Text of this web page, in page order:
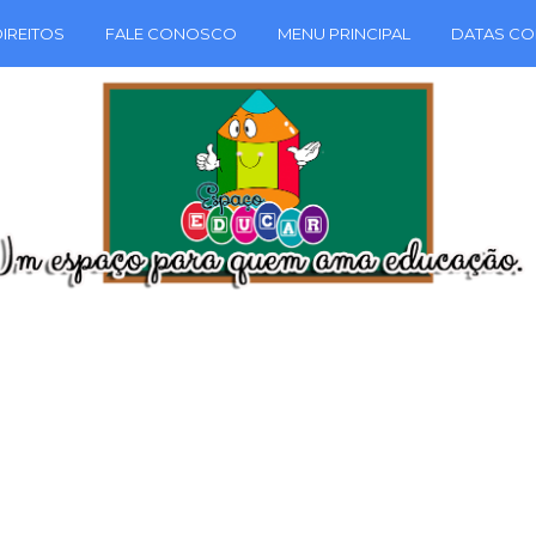
FALE CONOSCO MENU PRINCIPAL DATAS